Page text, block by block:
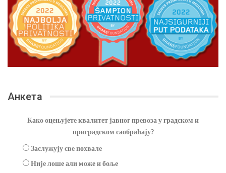
Анкета
Како оцењујете квалитет јавног превоза у градском и
приградском саобраћају?
Заслужују све похвале
Није лоше али може и боље